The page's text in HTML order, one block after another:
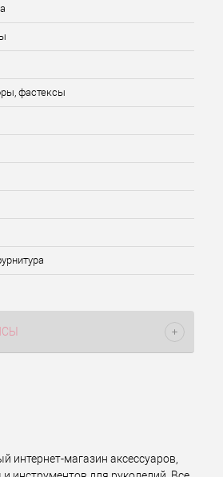
фастексы
интернет-магазин аксессуаров,